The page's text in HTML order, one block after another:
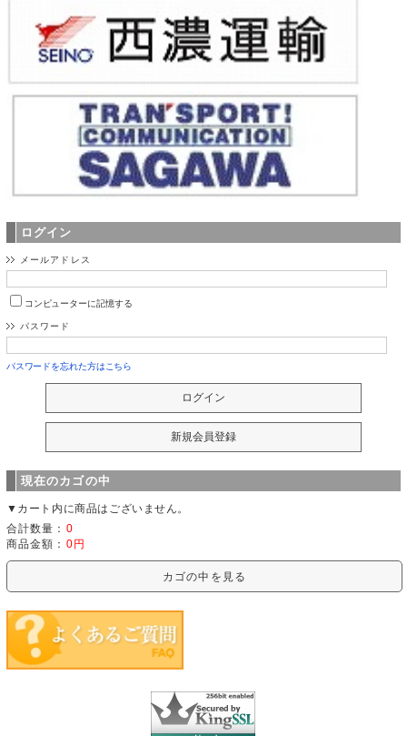
ログイン
メールアドレス
コンピューターに記憶する
パスワード
パスワードを忘れた方はこちら
現在のカゴの中
▼カート内に商品はございません。
合計数量： 0
商品金額： 0円
カゴの中を見る